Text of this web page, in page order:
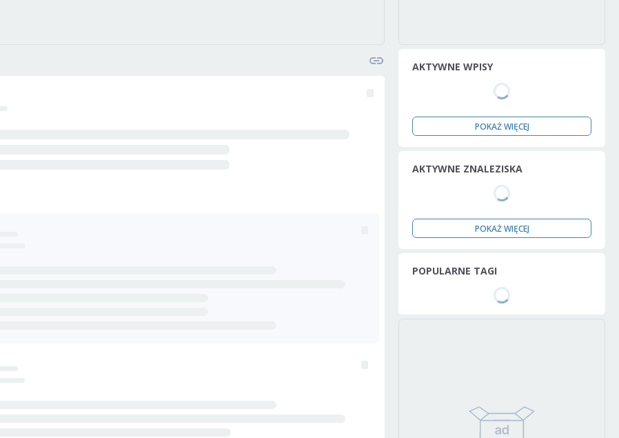
AKTYWNE WPISY
POKAŻ WIĘCEJ
AKTYWNE ZNALEZISKA
POKAŻ WIĘCEJ
POPULARNE TAGI